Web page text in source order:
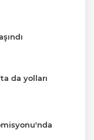
da yolları